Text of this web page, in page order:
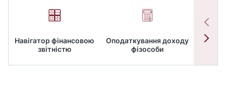
Навігатор фінансовою
звітністю
Оподаткування доходу
фізособи